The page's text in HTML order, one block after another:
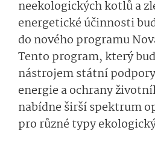
neekologických kotlů a
energetické účinnosti
do nového programu
Tento program, který
nástrojem státní
energie a ochrany
nabídne širší spektrum
pro různé typy